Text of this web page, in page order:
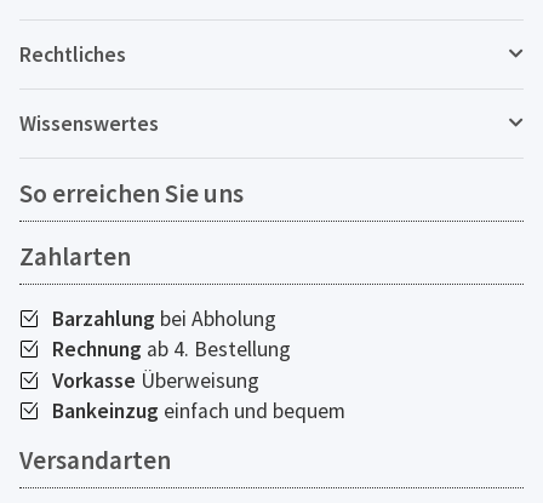
Rechtliches
Wissenswertes
So erreichen Sie uns
Zahlarten
Barzahlung bei Abholung
Rechnung ab 4. Bestellung
Vorkasse Überweisung
Bankeinzug einfach und bequem
Versandarten